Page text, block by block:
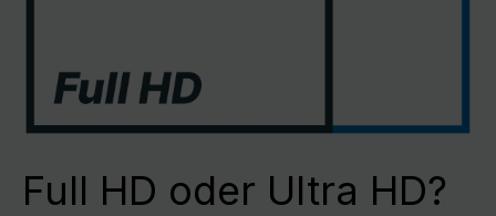
Full HD oder Ultra HD?